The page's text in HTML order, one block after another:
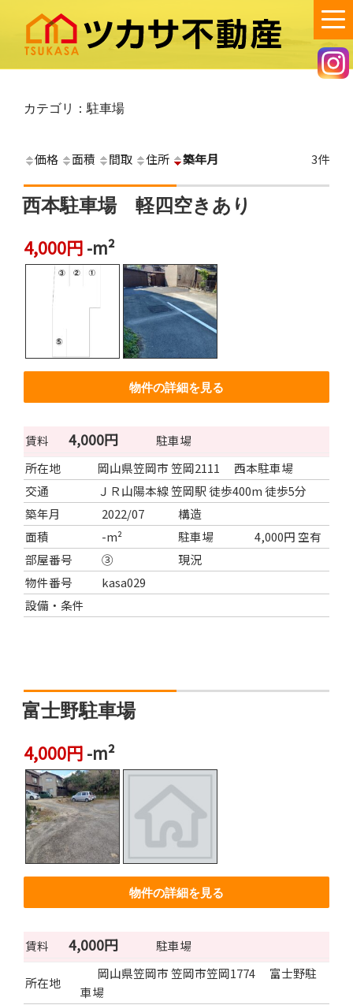
ン
ツカサ不動産
笠岡市で不動産の賃貸・売買・空き家管理のご相談は、ツカサ不動産
カテゴリ：駐車場
価格 面積 間取 住所 築年月 3件
西本駐車場 軽四空きあり
4,000円 -m²
物件の詳細を見る
賃料 4,000円
駐車場
所在地
岡山県笠岡市 笠岡2111 西本駐車場
交通
ＪＲ山陽本線 笠岡駅 徒歩400m 徒歩5分
築年月
2022/07
構造
面積
-m² 駐車場
4,000円 空有
部屋番号
③
現況
物件番号
kasa029
設備・条件
富士野駐車場
4,000円 -m²
物件の詳細を見る
賃料 4,000円 駐車場
所在地
岡山県笠岡市 笠岡市笠岡1774 富士野駐
車場